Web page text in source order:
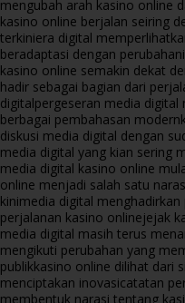
mengubah arah kasino online
kasino online berjalan seiring
terkiniera digital
beradaptasi dengan perubahan
kasino online semakin dekat
hadir sebagai bagian dari
digitalpergeseran media
berbagai pembahasan modern
diskusi media digital dengan
media digital yang kian sering
media digital kasino online
online menjadi salah satu
kinimedia digital
perjalanan kasino onlinejejak
media digital masih terus
mengikuti perubahan yang
publikkasino online dilihat dari
menciptakan inovasicatatan
membentuk narasi tentang